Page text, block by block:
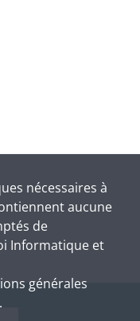
nécessaires à
aucune
de
Informatique et
générales